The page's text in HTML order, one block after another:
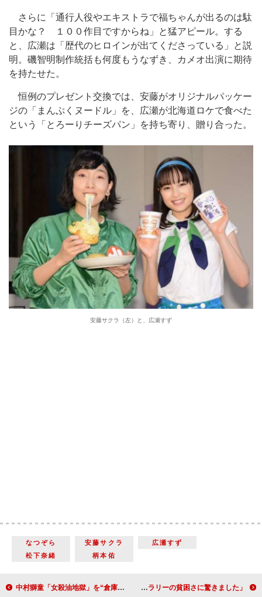
さらに「通行人役やエキストラで福ちゃんが出るのは駄
目かな？ １００作目ですからね」と猛アピール。する
と、広瀬は「歴代のヒロインが出てくださっている」と説
明。磯智明制作統括も何度もうなずき、カメオ出演に期待
を持たせた。
恒例のプレゼント交換では、安藤がオリジナルパッケー
ジの「まんぷくヌードル」を、広瀬が北海道ロケで食べた
という「とろーりチーズパン」を持ち寄り、贈り合った。
安藤サクラ（左）と、広瀬すず
なつぞら 安藤サクラ
広瀬すず
松下奈緒
柄本佑
中村獅童「女殺油地獄」を“倉庫”で上演 「古典を守りつつ革新を追求していく」 櫻井翔、ＣＭ撮影の“自由演技”で苦戦？ 「ボキャブラリーの貧困さに驚きました」